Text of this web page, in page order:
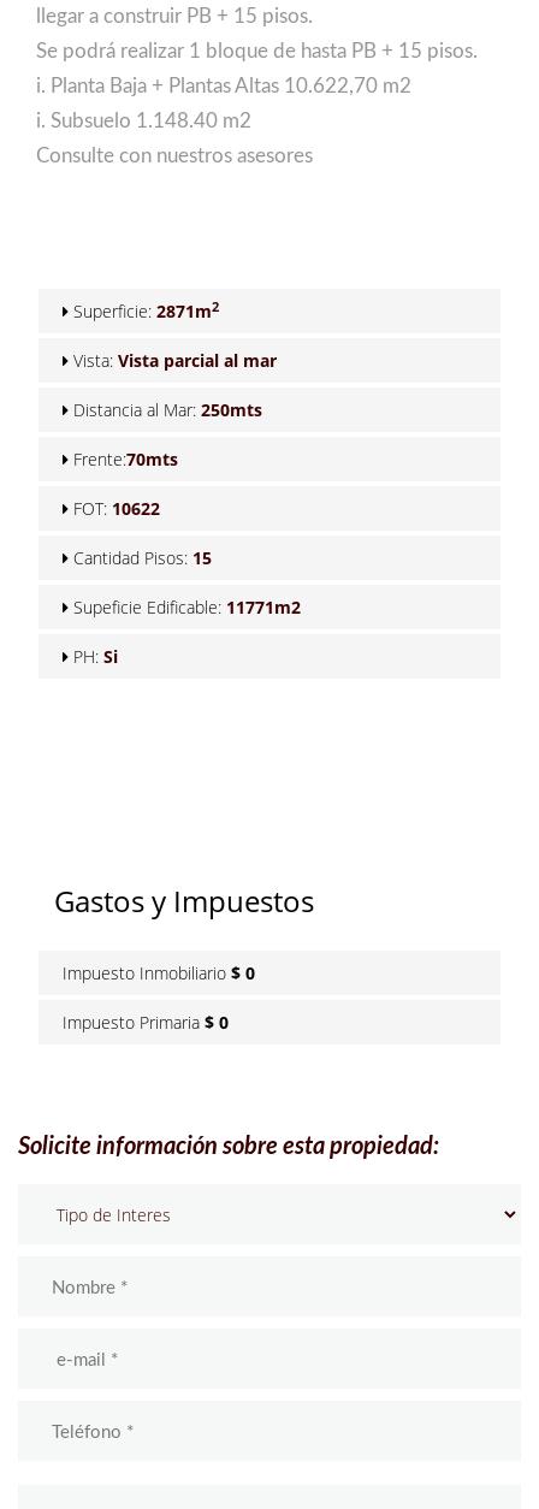
llegar a construir PB + 15 pisos.
Se podrá realizar 1 bloque de hasta PB + 15 pisos.
i. Planta Baja + Plantas Altas 10.622,70 m2
i. Subsuelo 1.148.40 m2
Consulte con nuestros asesores
Superficie: 2871m2
Vista: Vista parcial al mar
Distancia al Mar: 250mts
Frente:70mts
FOT: 10622
Cantidad Pisos: 15
Supeficie Edificable: 11771m2
PH: Si
Gastos y Impuestos
Impuesto Inmobiliario $ 0
Impuesto Primaria $ 0
Solicite información sobre esta propiedad: